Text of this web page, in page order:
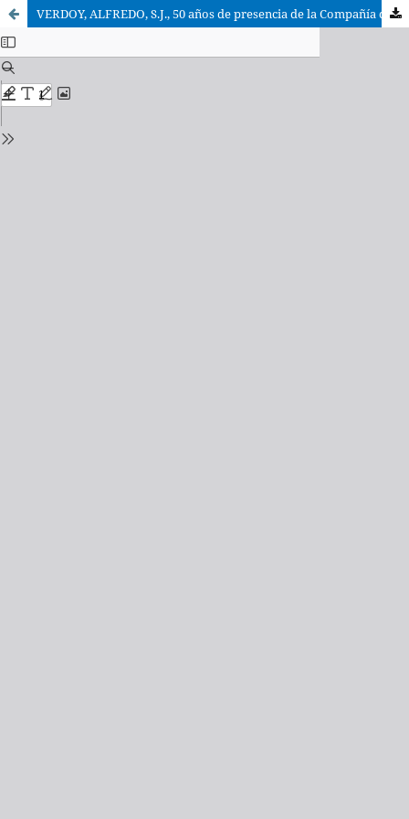
VERDOY, ALFREDO, S.J., 50 años de presencia de la Compañía de Jesús en El Pozo del Tío Raimundo